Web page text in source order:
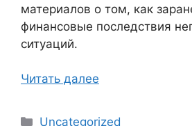
материалов о том, как
финансовые последствия
ситуаций.
Читать далее
Рубрики
Uncategorized